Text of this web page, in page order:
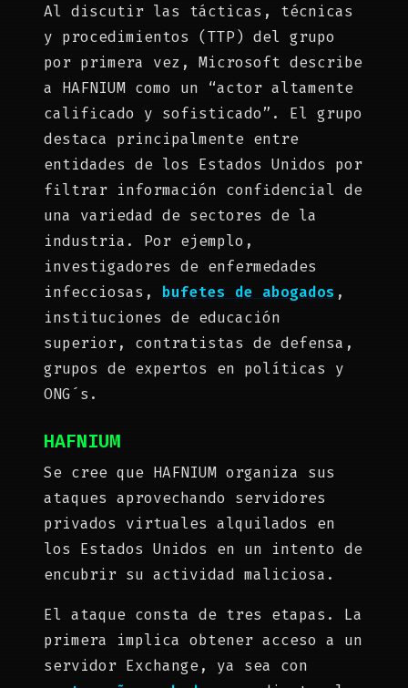
Al discutir las tácticas, técnicas
y procedimientos (TTP) del grupo
por primera vez, Microsoft describe
a HAFNIUM como un “actor altamente
calificado y sofisticado”. El grupo
destaca principalmente entre
entidades de los Estados Unidos por
filtrar información confidencial de
una variedad de sectores de la
industria. Por ejemplo,
investigadores de enfermedades
infecciosas, bufetes de abogados ,
instituciones de educación
superior, contratistas de defensa,
grupos de expertos en políticas y
ONG´s.
HAFNIUM
Se cree que HAFNIUM organiza sus
ataques aprovechando servidores
privados virtuales alquilados en
los Estados Unidos en un intento de
encubrir su actividad maliciosa.
El ataque consta de tres etapas. La
primera implica obtener acceso a un
servidor Exchange, ya sea con